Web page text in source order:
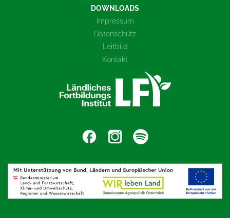
DOWNLOADS
Impressum
Datenschutz
Leitbild
Kontakt